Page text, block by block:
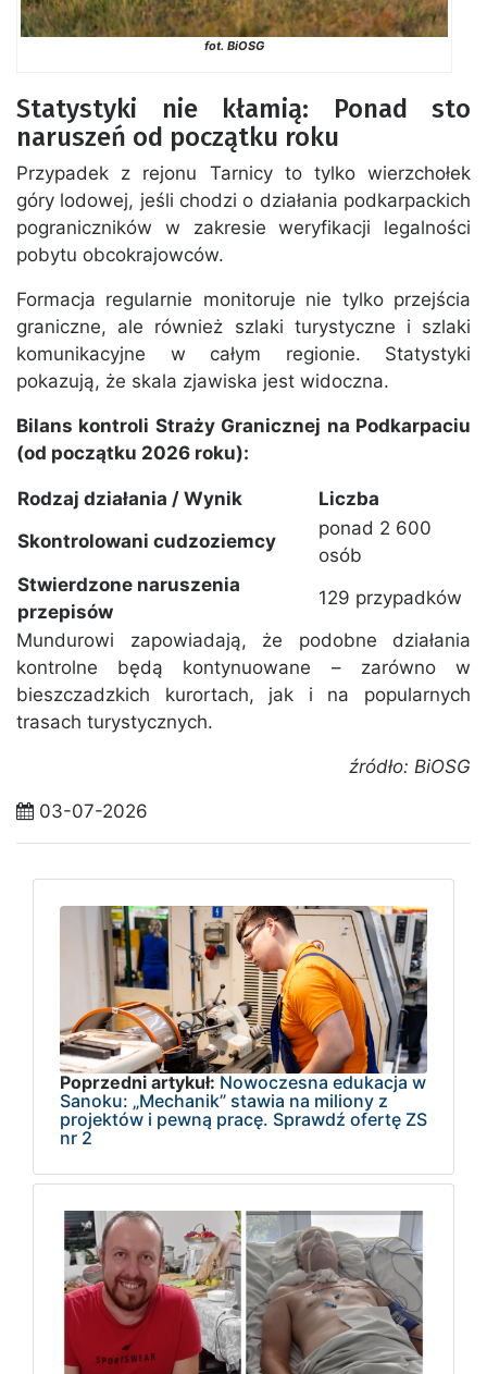
fot. BiOSG
Statystyki nie kłamią: Ponad sto
naruszeń od początku roku
Przypadek z rejonu Tarnicy to tylko wierzchołek
góry lodowej, jeśli chodzi o działania podkarpackich
pograniczników w zakresie weryfikacji legalności
pobytu obcokrajowców.
Formacja regularnie monitoruje nie tylko przejścia
graniczne, ale również szlaki turystyczne i szlaki
komunikacyjne w całym regionie. Statystyki
pokazują, że skala zjawiska jest widoczna.
Bilans kontroli Straży Granicznej na Podkarpaciu
(od początku 2026 roku):
Rodzaj działania / Wynik
Liczba
Skontrolowani cudzoziemcy
ponad 2 600
osób
Stwierdzone naruszenia
przepisów
129 przypadków
Mundurowi zapowiadają, że podobne działania
kontrolne będą kontynuowane – zarówno w
bieszczadzkich kurortach, jak i na popularnych
trasach turystycznych.
źródło: BiOSG
03-07-2026
Poprzedni artykuł: Nowoczesna edukacja w
Sanoku: „Mechanik” stawia na miliony z
projektów i pewną pracę. Sprawdź ofertę ZS
nr 2